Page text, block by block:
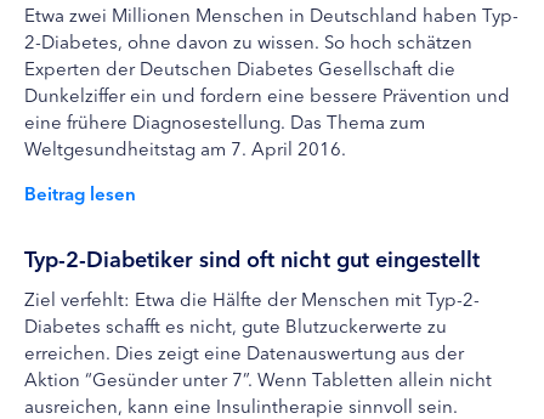
Etwa zwei Millionen Menschen in Deutschland haben Typ-
2-Diabetes, ohne davon zu wissen. So hoch schätzen
Experten der Deutschen Diabetes Gesellschaft die
Dunkelziffer ein und fordern eine bessere Prävention und
eine frühere Diagnosestellung. Das Thema zum
Weltgesundheitstag am 7. April 2016.
Beitrag lesen
Typ-2-Diabetiker sind oft nicht gut eingestellt
Ziel verfehlt: Etwa die Hälfte der Menschen mit Typ-2-
Diabetes schafft es nicht, gute Blutzuckerwerte zu
erreichen. Dies zeigt eine Datenauswertung aus der
Aktion “Gesünder unter 7”. Wenn Tabletten allein nicht
ausreichen, kann eine Insulintherapie sinnvoll sein.